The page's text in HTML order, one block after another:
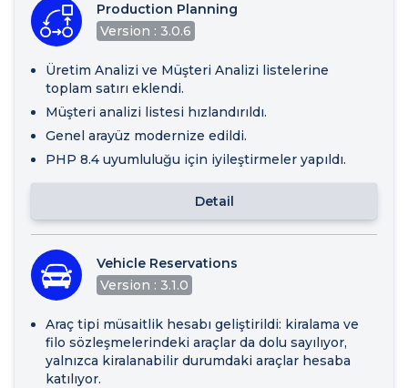
Production Planning
Version : 3.0.6
Üretim Analizi ve Müşteri Analizi listelerine
toplam satırı eklendi.
Müşteri analizi listesi hızlandırıldı.
Genel arayüz modernize edildi.
PHP 8.4 uyumluluğu için iyileştirmeler yapıldı.
Detail
Vehicle Reservations
Version : 3.1.0
Araç tipi müsaitlik hesabı geliştirildi: kiralama ve
filo sözleşmelerindeki araçlar da dolu sayılıyor,
yalnızca kiralanabilir durumdaki araçlar hesaba
katılıyor.